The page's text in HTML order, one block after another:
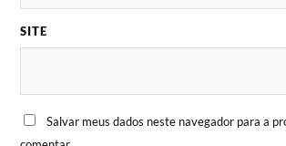
SITE
Salvar meus dados neste navegador para a